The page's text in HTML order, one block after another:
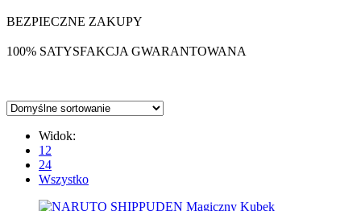
BEZPIECZNE ZAKUPY
100% SATYSFAKCJA GWARANTOWANA
Widok:
12
24
Wszystko